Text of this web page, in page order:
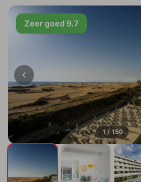
Zeer goed 9.7
1 / 150